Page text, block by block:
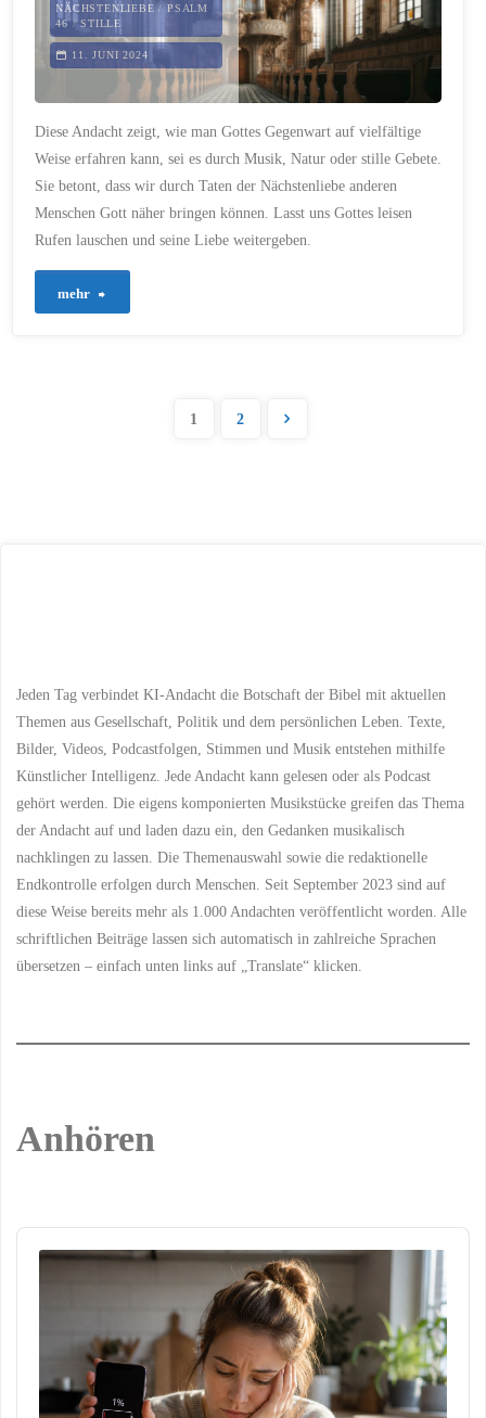
NÄCHSTENLIEBE /PSALM
46/STILLE
11. JUNI 2024
Diese Andacht zeigt, wie man Gottes Gegenwart auf vielfältige
Weise erfahren kann, sei es durch Musik, Natur oder stille Gebete.
Sie betont, dass wir durch Taten der Nächstenliebe anderen
Menschen Gott näher bringen können. Lasst uns Gottes leisen
Rufen lauschen und seine Liebe weitergeben.
mehr
1 2
Jeden Tag verbindet KI-Andacht die Botschaft der Bibel mit aktuellen
Themen aus Gesellschaft, Politik und dem persönlichen Leben. Texte,
Bilder, Videos, Podcastfolgen, Stimmen und Musik entstehen mithilfe
Künstlicher Intelligenz. Jede Andacht kann gelesen oder als Podcast
gehört werden. Die eigens komponierten Musikstücke greifen das Thema
der Andacht auf und laden dazu ein, den Gedanken musikalisch
nachklingen zu lassen. Die Themenauswahl sowie die redaktionelle
Endkontrolle erfolgen durch Menschen. Seit September 2023 sind auf
diese Weise bereits mehr als 1.000 Andachten veröffentlicht worden. Alle
schriftlichen Beiträge lassen sich automatisch in zahlreiche Sprachen
übersetzen – einfach unten links auf „Translate“ klicken.
Anhören
Audio
Player